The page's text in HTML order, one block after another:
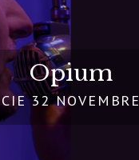
Opium
CIE 32 NOVEMBRE